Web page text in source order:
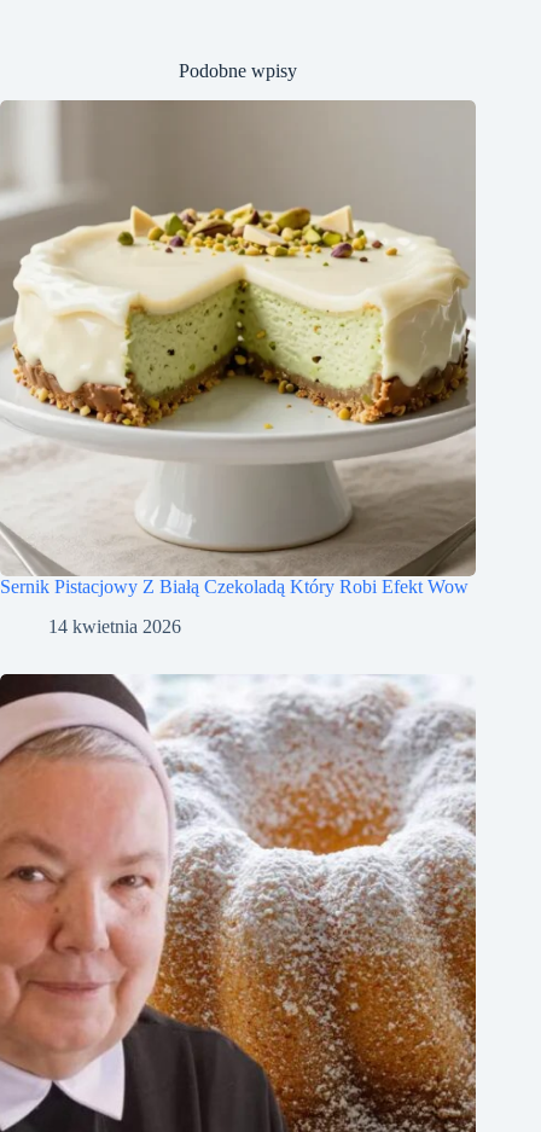
Podobne wpisy
Sernik Pistacjowy Z Białą Czekoladą Który Robi Efekt Wow
14 kwietnia 2026